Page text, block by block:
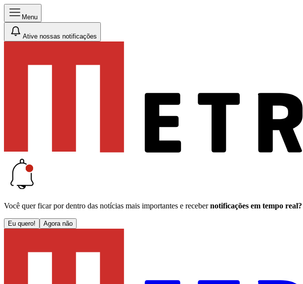
Menu
Ative nossas notificações
Você quer ficar por dentro das notícias mais importantes e receber notificações em tempo real?
Eu quero! Agora não